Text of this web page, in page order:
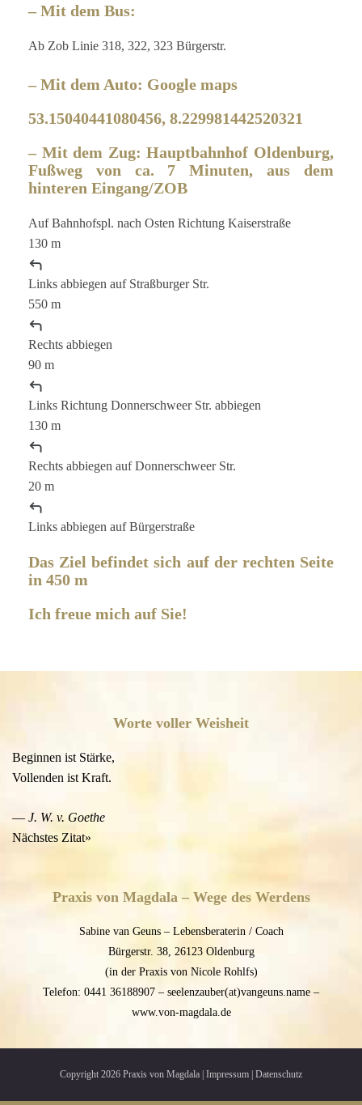
– Mit dem Bus:
Ab Zob Linie 318, 322, 323 Bürgerstr.
– Mit dem Auto: Google maps
53.15040441080456, 8.229981442520321
– Mit dem Zug: Hauptbahnhof Oldenburg,
Fußweg von ca. 7 Minuten, aus dem
hinteren Eingang/ZOB
AufBahnhofspl. nach Osten Richtung Kaiserstraße
130 m
Links abbiegen auf Straßburger Str.
550 m
Rechts abbiegen
90 m
Links Richtung Donnerschweer Str. abbiegen
130 m
Rechts abbiegen aufDonnerschweer Str.
20 m
Links abbiegen aufBürgerstraße
Das Ziel befindet sich auf der rechten Seite
in 450 m
Ich freue mich auf Sie!
Worte voller Weisheit
Beginnen ist Stärke,
Vollenden ist Kraft.
— J. W. v. Goethe
Nächstes Zitat»
Praxis von Magdala – Wege des Werdens
Sabine van Geuns – Lebensberaterin / Coach
Bürgerstr. 38, 26123 Oldenburg
(in der Praxis von Nicole Rohlfs)
Telefon: 0441 36188907 – seelenzauber(at)vangeuns.name –
www.von-magdala.de
Copyright 2026 Praxis von Magdala | Impressum Datenschutz